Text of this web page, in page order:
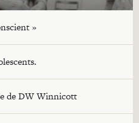
»
de DW Winnicott